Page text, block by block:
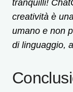
tranquilli!
creatività è
umano e non
di linguaggio,